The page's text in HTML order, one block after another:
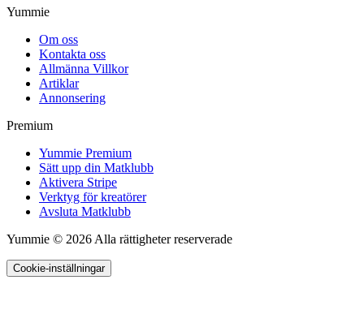
Yummie
Om oss
Kontakta oss
Allmänna Villkor
Artiklar
Annonsering
Premium
Yummie Premium
Sätt upp din Matklubb
Aktivera Stripe
Verktyg för kreatörer
Avsluta Matklubb
Yummie © 2026 Alla rättigheter reserverade
Cookie-inställningar